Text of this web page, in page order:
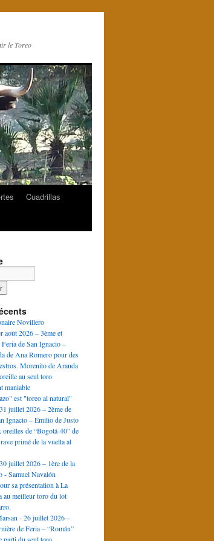
le Toreo
Cuadrillas
Novillero
août 2026 – 3ème et
Feria de San Ignacio –
de Ana Romero pour des
Morenito de Aranda
au seul toro
maniable
est "toreo al natural"
juillet 2026 – 2ème de
Ignacio – Emilio de Justo
oreilles de “Bogotá-40” de
primé de la vuelta al
juillet 2026 – 1ère de la
- Samuel Navalón
sa présentation à La
au meilleur toro du lot
- 26 juillet 2026 –
de Feria – “Román”